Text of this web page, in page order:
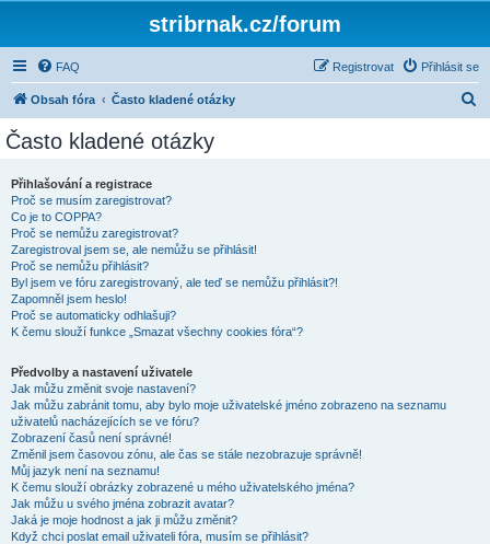
stribrnak.cz/forum
FAQ Přihlásit se
Registrovat
Obsah fóra Často kladené otázky
Často kladené otázky
Přihlašování a registrace
Proč se musím zaregistrovat?
Co je to COPPA?
Proč se nemůžu zaregistrovat?
Zaregistroval jsem se, ale nemůžu se přihlásit!
Proč se nemůžu přihlásit?
Byl jsem ve fóru zaregistrovaný, ale teď se nemůžu přihlásit?!
Zapomněl jsem heslo!
Proč se automaticky odhlašuji?
K čemu slouží funkce „Smazat všechny cookies fóra“?
Předvolby a nastavení uživatele
Jak můžu změnit svoje nastavení?
Jak můžu zabránit tomu, aby bylo moje uživatelské jméno zobrazeno na seznamu
uživatelů nacházejících se ve fóru?
Zobrazení časů není správné!
Změnil jsem časovou zónu, ale čas se stále nezobrazuje správně!
Můj jazyk není na seznamu!
K čemu slouží obrázky zobrazené u mého uživatelského jména?
Jak můžu u svého jména zobrazit avatar?
Jaká je moje hodnost a jak ji můžu změnit?
Když chci poslat email uživateli fóra, musím se přihlásit?